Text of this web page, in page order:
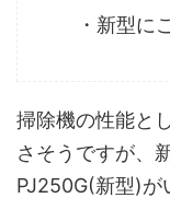
・新型に
掃除機の性能と
さそうですが、
PJ250G(新型)が